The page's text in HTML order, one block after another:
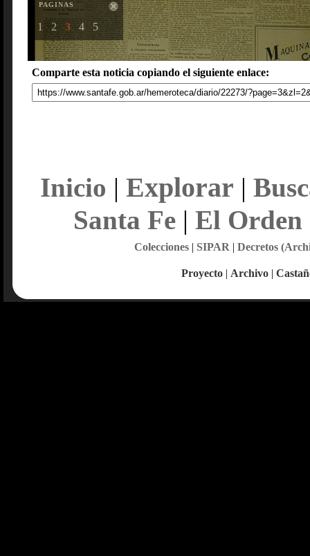
PAGINAS
1 2 3 4 5
Comparte esta noticia copiando el siguiente enlace:
Inicio | Explorar |
Santa Fe| El Orden
Colecciones| SIPAR | Decretos
Proyecto | Archivo |